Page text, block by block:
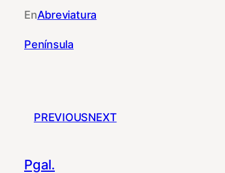
EnAbreviatura
Península
PREVIOUSNEXT
Pgal.